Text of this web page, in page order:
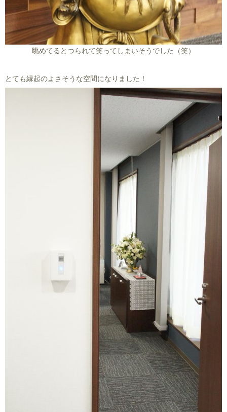
眺めてるとつられて笑ってしまいそうでした（笑）
とても縁起のよさそうな空間になりました！